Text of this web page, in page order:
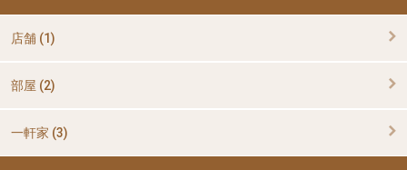
店舗 (1)
部屋 (2)
一軒家 (3)